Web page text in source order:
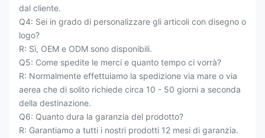
dal cliente.
Q4: Sei in grado di personalizzare gli articoli con disegno o
logo?
R: Sì, OEM e ODM sono disponibili.
Q5: Come spedite le merci e quanto tempo ci vorrà?
R: Normalmente effettuiamo la spedizione via mare o via
aerea che di solito richiede circa 10 - 50 giorni a seconda
della destinazione.
Q6: Quanto dura la garanzia del prodotto?
R: Garantiamo a tutti i nostri prodotti 12 mesi di garanzia.